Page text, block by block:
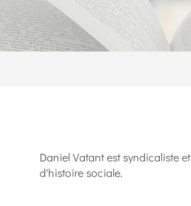
Daniel Vatant est syndicaliste
d'histoire sociale.